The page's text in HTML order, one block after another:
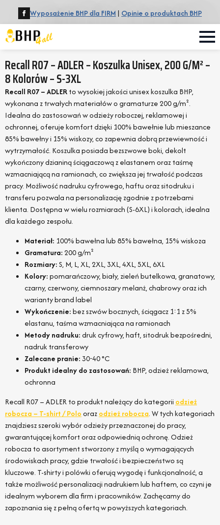
Wyposażenie BHP dla FIRM | Opinie o produktach BHP
Recall R07 – ADLER – Koszulka Unisex, 200 G/m² –
8 Kolorów – S-3XL
Recall R07 – ADLERto wysokiej jakości unisex koszulka BHP,
wykonana z trwałych materiałów o gramaturze 200 g/m².
Idealna do zastosowań w odzieży roboczej, reklamowej i
ochronnej, oferuje komfort dzięki 100% bawełnie lub mieszance
85% bawełny i 15% wiskozy, co zapewnia dobrą przewiewność i
wytrzymałość. Koszulka posiada bezszwowe boki, dekolt
wykończony dzianiną ściągaczową z elastanem oraz taśmę
wzmacniającą na ramionach, co zwiększa jej trwałość podczas
pracy. Możliwość nadruku cyfrowego, haftu oraz sitodruku i
transferu pozwala na personalizację zgodnie z potrzebami
klienta. Dostępna w wielu rozmiarach (S-6XL) i kolorach, idealna
dla każdego zespołu.
Materiał: 100% bawełna lub 85% bawełna, 15% wiskoza
Gramatura:200 g/m²
Rozmiary:S, M, L, XL, 2XL, 3XL, 4XL, 5XL, 6XL
Kolory:pomarańczowy, biały, zieleń butelkowa, granatowy,
czarny, czerwony, ciemnoszary melanż, chabrowy oraz ich
warianty brand label
Wykończenie:bez szwów bocznych, ściągacz 1:1 z 5%
elastanu, taśma wzmacniająca na ramionach
Metody nadruku:druk cyfrowy, haft, sitodruk bezpośredni,
nadruk transferowy
Zalecane pranie:30-40 °C
Produkt idealny do zastosowań: BHP, odzież reklamowa,
ochronna
Recall R07 – ADLER to produkt należący do kategorii odzież
robocza – T-shirt / Poloorazodzież robocza. W tych kategoriach
znajdziesz szeroki wybór odzieży przeznaczonej do pracy,
gwarantującej komfort oraz odpowiednią ochronę. Odzież
robocza to asortyment stworzony z myślą o wymagających
środowiskach pracy, gdzie trwałość i bezpieczeństwo są
kluczowe. T-shirty i polówki oferują wygodę i funkcjonalność, a
także możliwość personalizacji nadrukiem lub haftem, co czyni je
idealnym wyborem dla firm i pracowników. Zachęcamy do
zapoznania się z pełną ofertą w powyższych kategoriach.